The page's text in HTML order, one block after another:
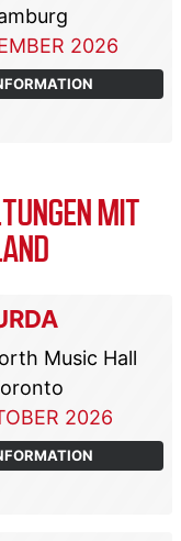
2026
MIT
Music Hall
2026